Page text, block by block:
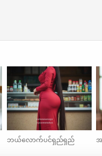
ဘယ်လောက်ပင်ရှည်ရှည်